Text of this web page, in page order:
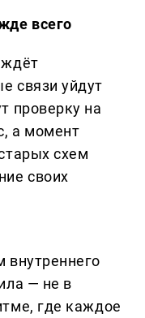
всего
ждёт
связи уйдут
проверку на
а момент
схем
своих
внутреннего
— не в
где каждое